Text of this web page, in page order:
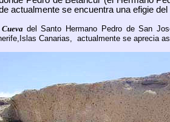
actualmente se encuentra una efigie del
del Santo Hermano Pedro de San
Canarias, actualmente se aprecia